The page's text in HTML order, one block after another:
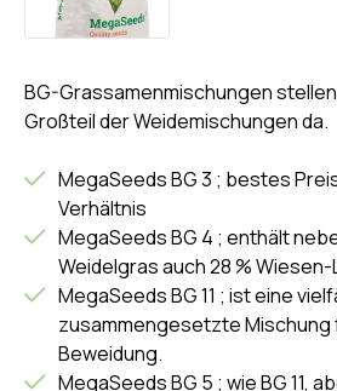
BG-Grassamenmischungen
Großteil der Weidemischungen da.
MegaSeeds BG 3 ; bestes
Verhältnis
MegaSeeds BG 4 ; enthält
Weidelgras auch 28 %
MegaSeeds BG 11 ; ist eine
zusammengesetzte Mischung
Beweidung.
MegaSeeds BG 5 ; wie BG 11,